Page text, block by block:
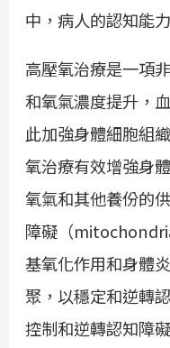
中，病人的認知能
高壓氧治療是一項
和氧氣濃度提升，
此加強身體細胞組
氧治療有效增強身
氧氣和其他養份的
障礙（
基氧化作用和身體
聚，以穩定和逆轉
控制和逆轉認知障